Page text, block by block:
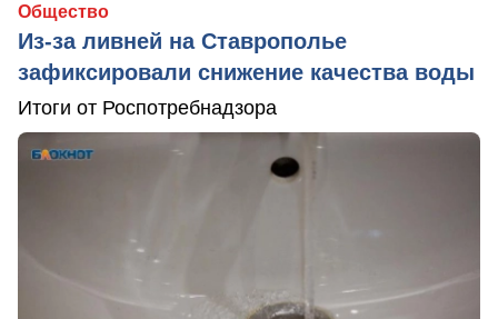
Общество
Из-за ливней на Ставрополье
зафиксировали снижение качества воды
Итоги от Роспотребнадзора